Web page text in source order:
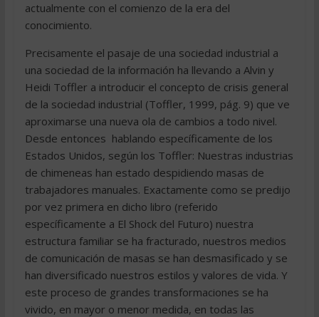
actualmente con el comienzo de la era del
conocimiento.
Precisamente el pasaje de una sociedad industrial a
una sociedad de la información ha llevando a Alvin y
Heidi Toffler a introducir el concepto de crisis general
de la sociedad industrial (Toffler, 1999, pág. 9) que ve
aproximarse una nueva ola de cambios a todo nivel.
Desde entonces  hablando específicamente de los
Estados Unidos, según los Toffler: Nuestras industrias
de chimeneas han estado despidiendo masas de
trabajadores manuales. Exactamente como se predijo
por vez primera en dicho libro (referido
específicamente a El Shock del Futuro) nuestra
estructura familiar se ha fracturado, nuestros medios
de comunicación de masas se han desmasificado y se
han diversificado nuestros estilos y valores de vida. Y
este proceso de grandes transformaciones se ha
vivido, en mayor o menor medida, en todas las